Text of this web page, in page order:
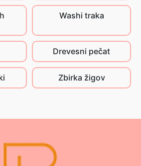
Washi traka
Drevesni pečat
Zbirka žigov